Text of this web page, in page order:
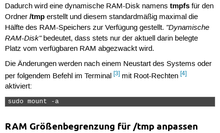
Dadurch wird eine dynamische RAM-Disk namens tmpfsfür den
Ordner /tmperstellt und diesem standardmäßig maximal die
Hälfte des RAM-Speichers zur Verfügung gestellt. "Dynamische
RAM-Disk"bedeutet, dass stets nur der aktuell darin belegte
Platz vom verfügbaren RAM abgezwackt wird.
Die Änderungen werden nach einem Neustart des Systems oder
per folgendem Befehl im Terminal [3]mit Root-Rechten [4]
aktiviert:
sudo mount -a
RAM Größenbegrenzung für /tmp anpassen